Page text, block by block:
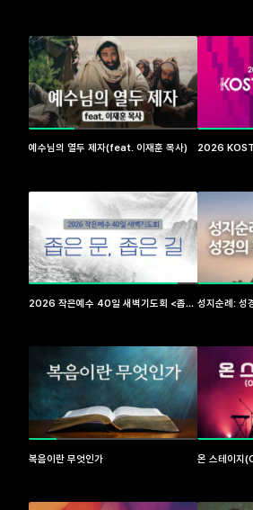
예수님의 열두 제자(feat. 이재훈 목사) 2026
2026 작은예수 40일 새벽기도회 <좁은 성지순례: 성
복음이란 무엇인가 온 스테이지